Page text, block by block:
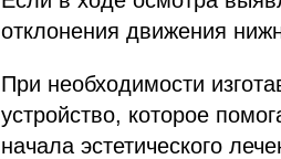
отклонения движения
При необходимости
устройство, которое
начала эстетического